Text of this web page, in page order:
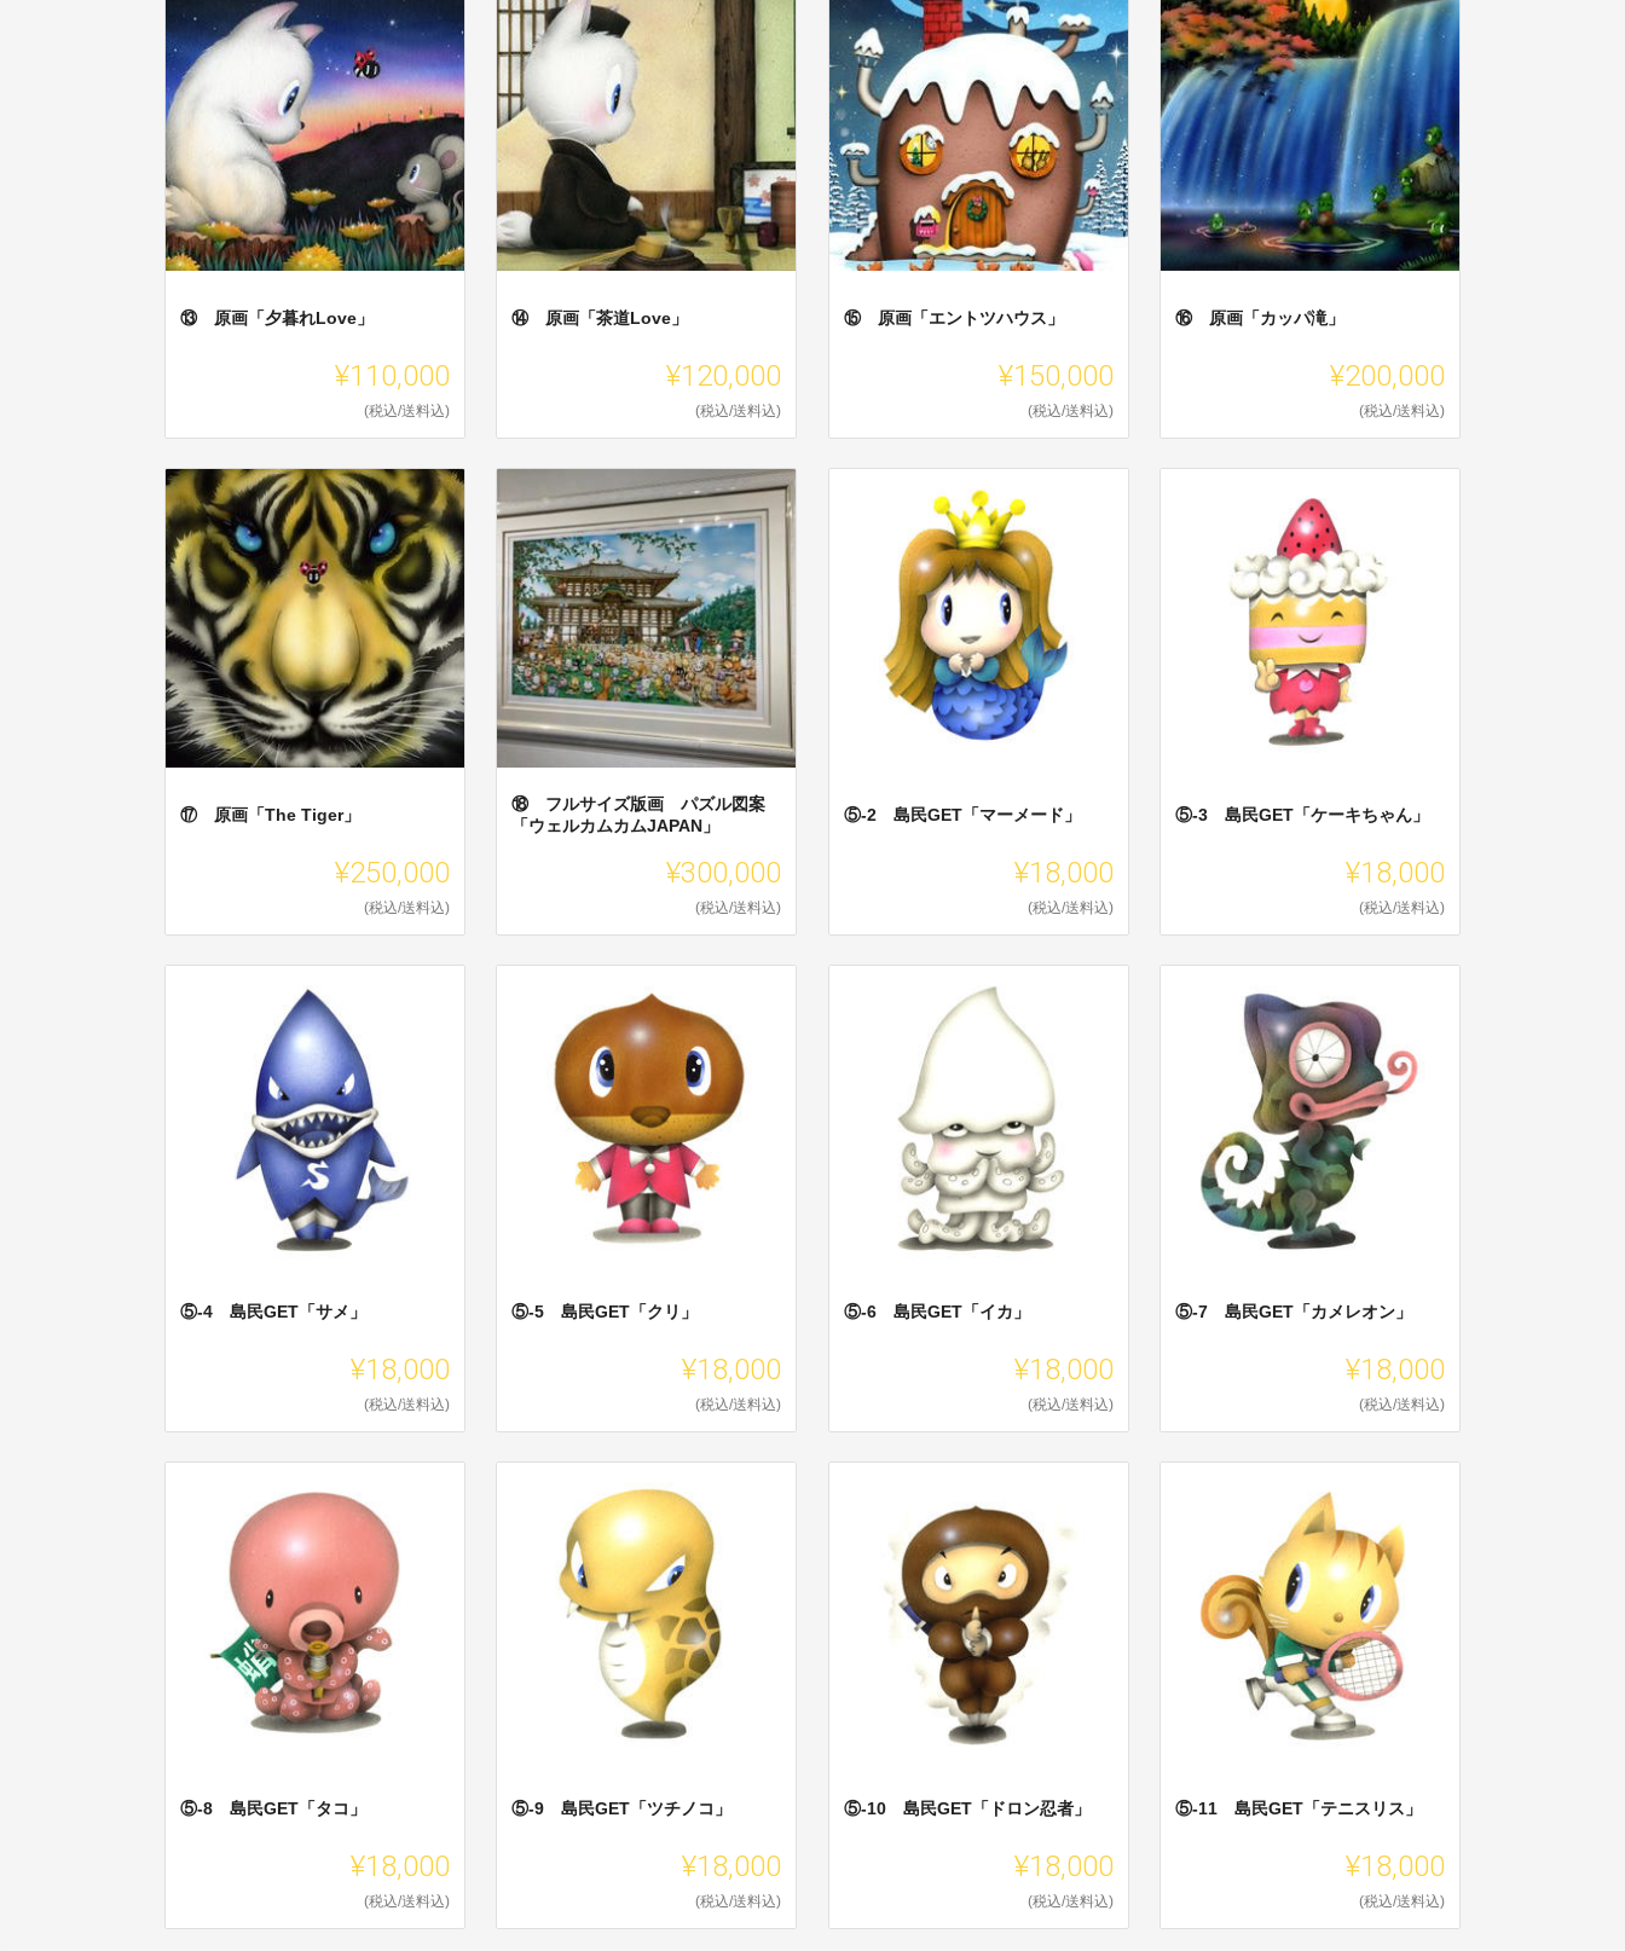
⑬ 原画「夕暮れLove」
¥110,000
(税込/送料込)
⑭ 原画「茶道Love」
¥120,000
(税込/送料込)
⑮ 原画「エントツハウス」
¥150,000
(税込/送料込)
⑯ 原画「カッパ滝」
¥200,000
(税込/送料込)
⑰ 原画「The Tiger」
¥250,000
(税込/送料込)
⑱ フルサイズ版画 パズル図案
「ウェルカムカムJAPAN」
¥300,000
(税込/送料込)
⑤-2 島民GET「マーメード」
¥18,000
(税込/送料込)
⑤-3 島民GET「ケーキちゃん」
¥18,000
(税込/送料込)
⑤-4 島民GET「サメ」
¥18,000
(税込/送料込)
⑤-5 島民GET「クリ」
¥18,000
(税込/送料込)
⑤-6 島民GET「イカ」
¥18,000
(税込/送料込)
⑤-7 島民GET「カメレオン」
¥18,000
(税込/送料込)
⑤-8 島民GET「タコ」
¥18,000
(税込/送料込)
⑤-9 島民GET「ツチノコ」
¥18,000
(税込/送料込)
⑤-10 島民GET「ドロン忍者」
¥18,000
(税込/送料込)
⑤-11 島民GET「テニスリス」
¥18,000
(税込/送料込)